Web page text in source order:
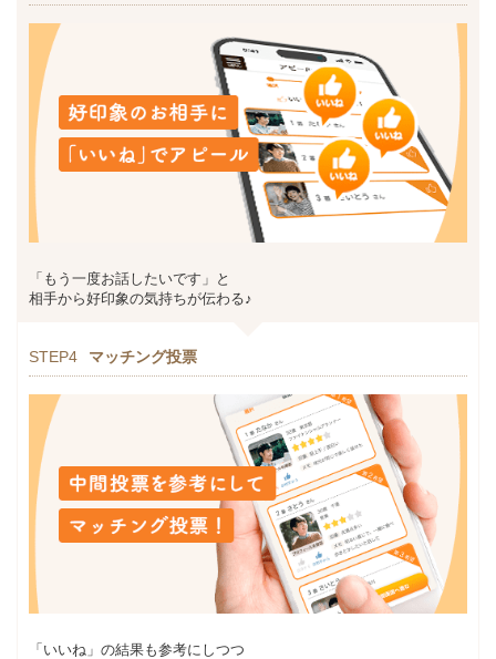
「もう一度お話したいです」と
相手から好印象の気持ちが伝わる♪
STEP4 マッチング投票
「いいね」の結果も参考にしつつ